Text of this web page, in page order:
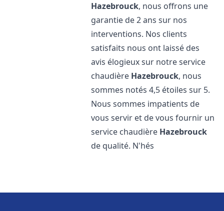
Hazebrouck, nous offrons une
garantie de 2 ans sur nos
interventions. Nos clients
satisfaits nous ont laissé des
avis élogieux sur notre service
chaudière Hazebrouck, nous
sommes notés 4,5 étoiles sur 5.
Nous sommes impatients de
vous servir et de vous fournir un
service chaudière Hazebrouck
de qualité. N'hés